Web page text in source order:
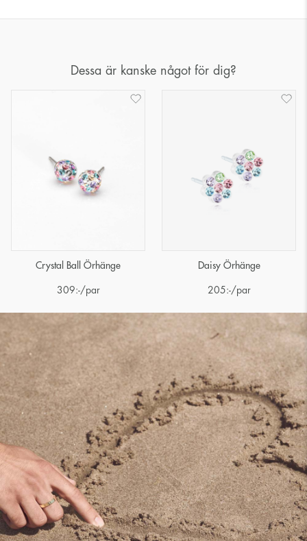
Dessa är kanske något för dig?
Crystal Ball Örhänge
309:-/par
Daisy Örhänge
205:-/par